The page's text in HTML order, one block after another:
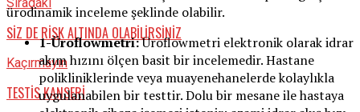
SİZ DE RİSK ALTINDA OLABİLİRSİNİZ
Kaçırmayın
TESTİS KANSERİ
ürodinamik inceleme şeklinde olabilir.
1-Üroflowmetri:Üroflowmetri elektronik olarak idrar
akım hızını ölçen basit bir incelemedir. Hastane
polikliniklerinde veya muayenehanelerde kolaylıkla
uygulanabilen bir testtir. Dolu bir mesane ile hastaya